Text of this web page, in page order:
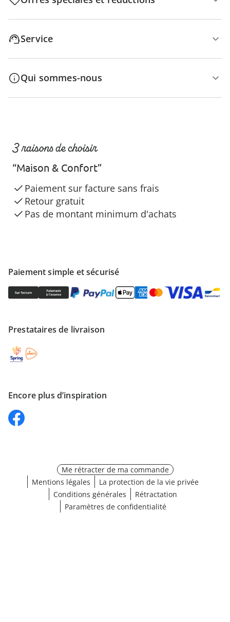
Service
Qui sommes-nous
Paiement simple et sécurisé
Prestataires de livraison
Encore plus d’inspiration
3 raisons de choisir
“Maison & Confort”
Paiement sur facture sans frais
Retour gratuit
Pas de montant minimum d'achats
Me rétracter de ma commande
Mentions légales
La protection de la vie privée
Conditions générales
Rétractation
Paramètres de confidentialité